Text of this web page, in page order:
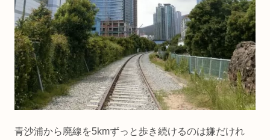
青沙浦から廃線を5kmずっと歩き続けるのは嫌だけれ